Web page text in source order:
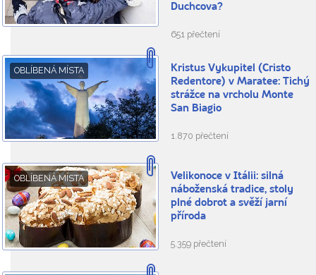
Duchcova?
651 přečtení
OBLÍBENÁ MÍSTA
Kristus Vykupitel (Cristo
Redentore) v Maratee: Tichý
strážce na vrcholu Monte
San Biagio
1.870 přečtení
OBLÍBENÁ MÍSTA
Velikonoce v Itálii: silná
náboženská tradice, stoly
plné dobrot a svěží jarní
příroda
5.359 přečtení